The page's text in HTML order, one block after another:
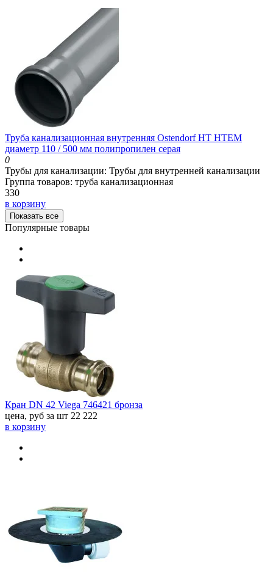
Труба канализационная внутренняя Ostendorf HT HTEM
диаметр 110 / 500 мм полипропилен серая
0
Трубы для канализации: Трубы для внутренней канализации
Группа товаров: труба канализационная
330
в корзину
Показать все
Популярные товары
Кран DN 42 Viega 746421 бронза
цена, руб за шт 22 222
в корзину